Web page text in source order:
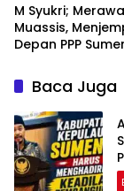
M Syukri;
Muassis,
Depan PPP
Baca Juga